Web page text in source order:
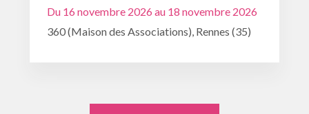
Du 16 novembre 2026 au 18 novembre 2026
360 (Maison des Associations), Rennes (35)